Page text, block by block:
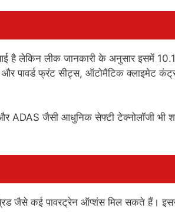
है लेकिन लीक जानकारी के अनुसार इसमें
पावर्ड फ्रंट सीट्स, ऑटोमैटिक क्लाइमेट
ADAS जैसी आधुनिक सेफ्टी टेक्नोलॉजी भी
जैसे कई पावरट्रेन ऑप्शंस मिल सकते हैं।